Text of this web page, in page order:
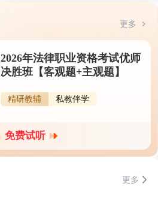
更多
2026年法律职业资格考试优师
决胜班【客观题+主观题】
精研教辅 私教伴学
免费试听
更多